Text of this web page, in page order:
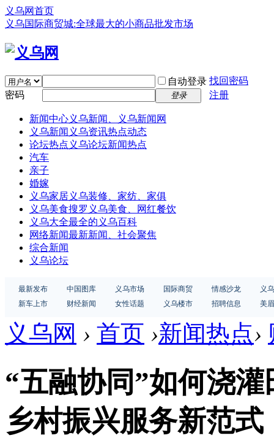
义乌网首页
义乌国际商贸城:全球最大的小商品批发市场
自动登录 找回密码
密码
登录 注册
新闻中心义乌新闻、义乌新闻网
义乌新闻 义乌资讯热点动态
论坛热点 义乌论坛新闻热点
汽车
亲子
婚嫁
义乌家居义乌装修、家纺、家俱
义乌美食搜罗义乌美食、网红餐饮
义乌大全最全的义乌百科
网络新闻最新新闻、社会聚焦
综合新闻
义乌论坛
最新发布 中国图库 义乌市场 国际商贸 情感沙龙
义
新车上市
财经新闻 女性话题 义乌楼市 招聘信息 美
义乌网 › 首页 ›新闻热点›
“五融协同”如何浇
乡村振兴服务新范式